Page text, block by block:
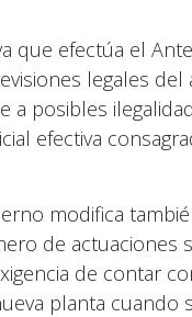
que efectúa el
legales del
posibles
efectiva
modifica
de actuaciones
de contar
planta cuando